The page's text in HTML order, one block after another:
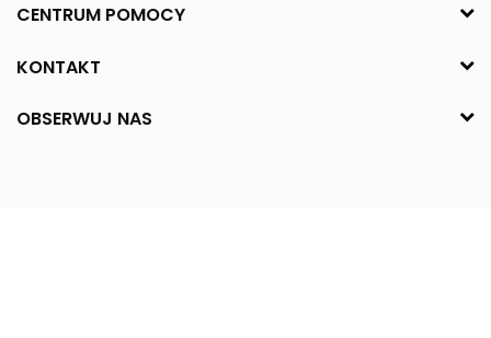
CENTRUM POMOCY
KONTAKT
OBSERWUJ NAS